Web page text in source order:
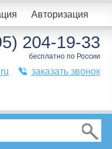
Авторизация
204-19-33
бесплатно по России
заказать звонок